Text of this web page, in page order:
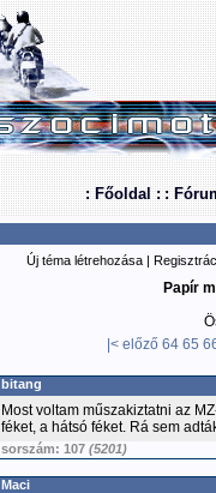
: Főoldal : :
Új téma létrehozása |
Papír
|< előző 64 65
bitang
Most voltam műszakiztatni az
féket, a hátsó féket. Rá sem
sorszám: 107 (5201)
Maci